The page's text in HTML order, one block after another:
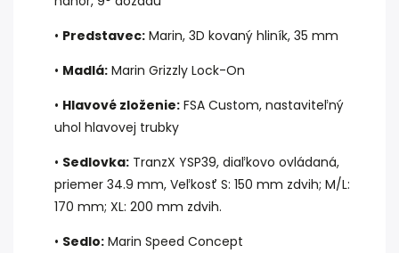
• Predstavec: Marin, 3D kovaný hliník, 35 mm
• Madlá: Marin Grizzly Lock-On
• Hlavové zloženie: FSA Custom, nastaviteľný
uhol hlavovej trubky
• Sedlovka: TranzX YSP39, diaľkovo ovládaná,
priemer 34.9 mm, Veľkosť S: 150 mm zdvih; M/L:
170 mm; XL: 200 mm zdvih.
• Sedlo: Marin Speed Concept